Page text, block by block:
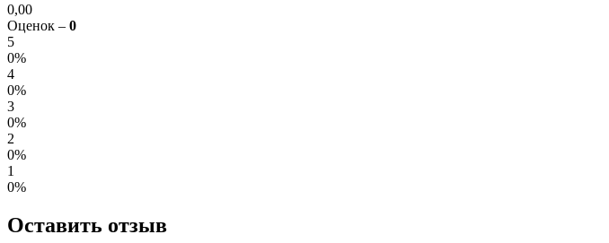
0,00
Оценок – 0
5
0%
4
0%
3
0%
2
0%
1
0%
Оставить отзыв